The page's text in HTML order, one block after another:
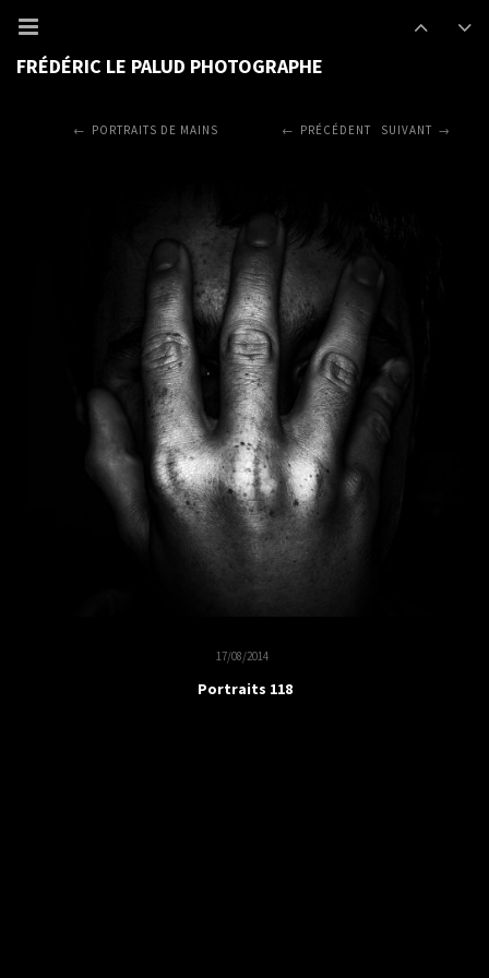
FRÉDÉRIC LE PALUD PHOTOGRAPHE
PRÉCÉDENT SUIVANT
PORTRAITS DE MAINS
17/08/2014
Portraits 118